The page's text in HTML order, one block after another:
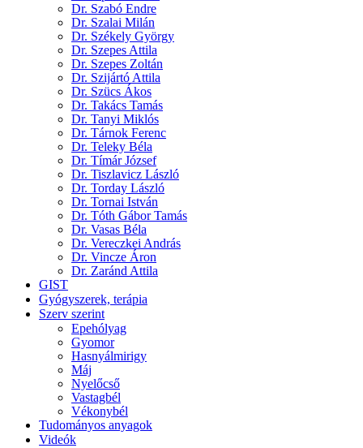
Dr. Szabó Endre
Dr. Szalai Milán
Dr. Székely György
Dr. Szepes Attila
Dr. Szepes Zoltán
Dr. Szijártó Attila
Dr. Szücs Ákos
Dr. Takács Tamás
Dr. Tanyi Miklós
Dr. Tárnok Ferenc
Dr. Teleky Béla
Dr. Tímár József
Dr. Tiszlavicz László
Dr. Torday László
Dr. Tornai István
Dr. Tóth Gábor Tamás
Dr. Vasas Béla
Dr. Vereczkei András
Dr. Vincze Áron
Dr. Zaránd Attila
GIST
Gyógyszerek, terápia
Szerv szerint
Epehólyag
Gyomor
Hasnyálmirigy
Máj
Nyelőcső
Vastagbél
Vékonybél
Tudományos anyagok
Videók